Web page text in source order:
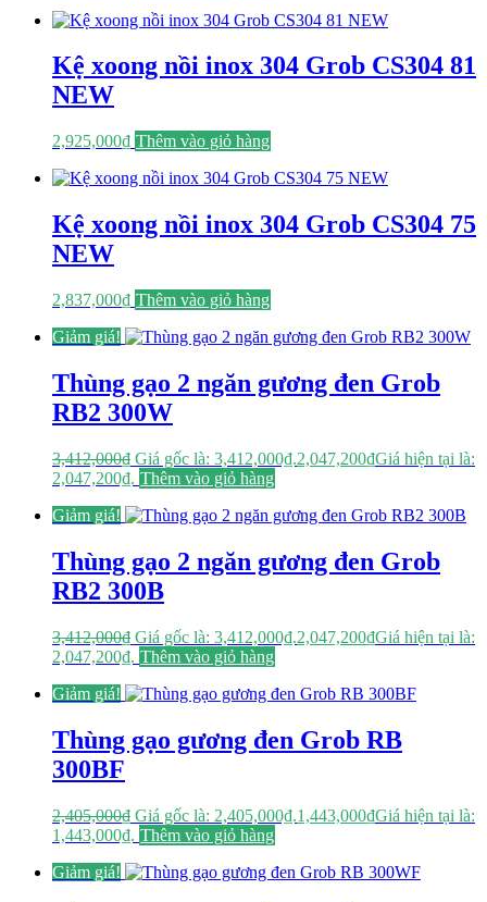
Kệ xoong nồi inox 304 Grob CS304 81
NEW
2,925,000₫ Thêm vào giỏ hàng
Kệ xoong nồi inox 304 Grob CS304 75
NEW
2,837,000₫ Thêm vào giỏ hàng
Giảm giá!
Thùng gạo 2 ngăn gương đen Grob
RB2 300W
3,412,000₫ Giá gốc là: 3,412,000₫.2,047,200₫Giá hiện tại là:
2,047,200₫. Thêm vào giỏ hàng
Giảm giá!
Thùng gạo 2 ngăn gương đen Grob
RB2 300B
3,412,000₫ Giá gốc là: 3,412,000₫.2,047,200₫Giá hiện tại là:
2,047,200₫. Thêm vào giỏ hàng
Giảm giá!
Thùng gạo gương đen Grob RB
300BF
2,405,000₫ Giá gốc là: 2,405,000₫.1,443,000₫Giá hiện tại là:
1,443,000₫. Thêm vào giỏ hàng
Giảm giá!